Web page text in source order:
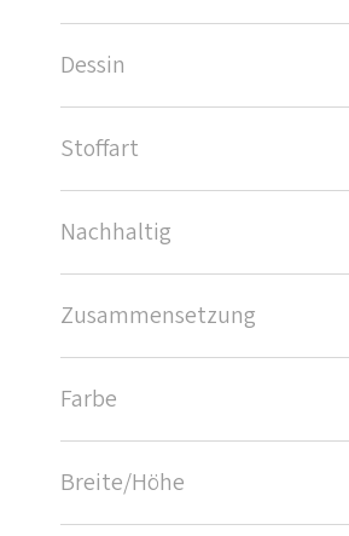
Dessin
Stoffart
Nachhaltig
Zusammensetzung
Farbe
Breite/Höhe